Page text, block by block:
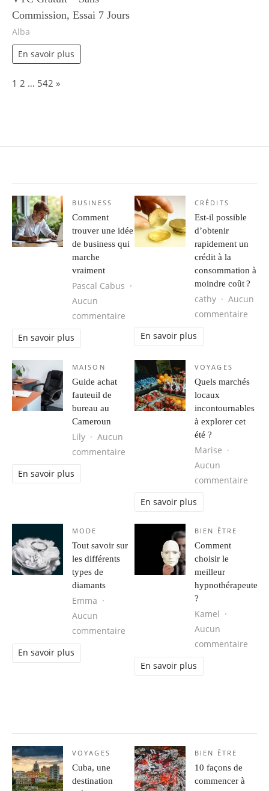
Commission, Essai 7 Jours
Alba
En savoir plus
Page:
1 2 … 542 Next
»
BUSINESS
Comment
trouver une idée
de business qui
marche
vraiment
Pascal Cabus
Aucun
commentaire sur Comment trouver une idée
En savoir plus
CRÉDITS
Est-il possible
d’obtenir
rapidement un
crédit à la
consommation à
moindre coût ?
cathy
Aucun
commentaire
En savoir plus
MAISON
Guide achat
fauteuil de
bureau au
Cameroun
Lily
Aucun
commentaire sur Guide achat fauteuil de
En savoir plus
VOYAGES
Quels marchés
locaux
incontournables
à explorer cet
été ?
Marise
Aucun
commentaire
En savoir plus
MODE
Tout savoir sur
les différents
types de
diamants
Emma
Aucun
commentaire sur Tout savoir sur les différents
En savoir plus
BIEN ÊTRE
Comment
choisir le
meilleur
hypnothérapeute
?
Kamel
Aucun
commentaire
En savoir plus
VOYAGES
Cuba, une
destination
BIEN ÊTRE
10 façons de
commencer à